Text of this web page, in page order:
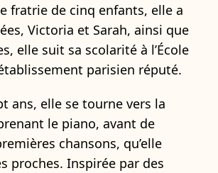
fratrie de cinq enfants, elle a
Victoria et Sarah, ainsi que
elle suit sa scolarité à l’École
parisien réputé.
ans, elle se tourne vers la
le piano, avant de
chansons, qu’elle
proches. Inspirée par des